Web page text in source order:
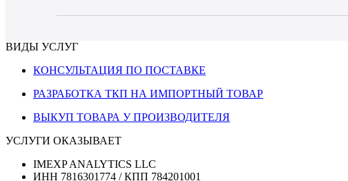
ВИДЫ УСЛУГ
КОНСУЛЬТАЦИЯ ПО ПОСТАВКЕ
РАЗРАБОТКА ТКП НА ИМПОРТНЫЙ ТОВАР
ВЫКУП ТОВАРА У ПРОИЗВОДИТЕЛЯ
УСЛУГИ ОКАЗЫВАЕТ
IMEXP ANALYTICS LLC
ИНН 7816301774 / КПП 784201001